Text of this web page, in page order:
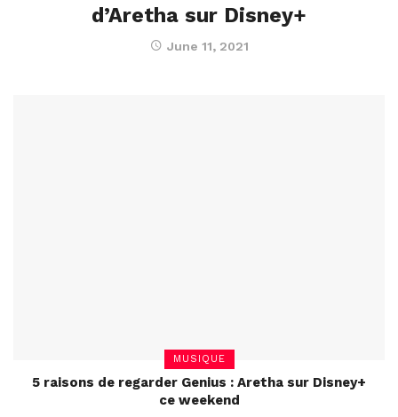
d’Aretha sur Disney+
June 11, 2021
MUSIQUE
5 raisons de regarder Genius : Aretha sur Disney+
ce weekend